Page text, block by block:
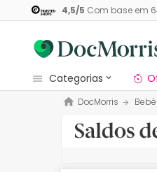
4,5/5 Com base em
categorias
Dermocosmetica
Nossa marca
DocMorris